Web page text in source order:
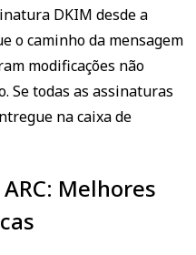
DKIM desde a
o caminho da mensagem
modificações não
Se todas as assinaturas
na caixa de
Melhores